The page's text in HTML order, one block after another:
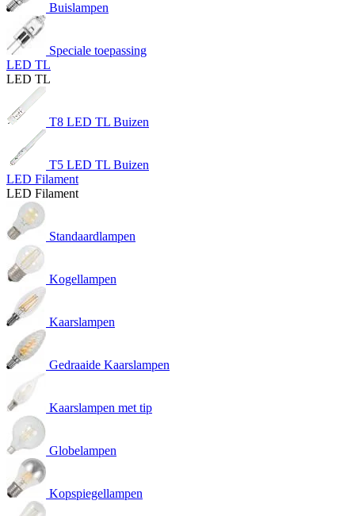
Buislampen
Speciale toepassing
LED TL
LED TL
T8 LED TL Buizen
T5 LED TL Buizen
LED Filament
LED Filament
Standaardlampen
Kogellampen
Kaarslampen
Gedraaide Kaarslampen
Kaarslampen met tip
Globelampen
Kopspiegellampen